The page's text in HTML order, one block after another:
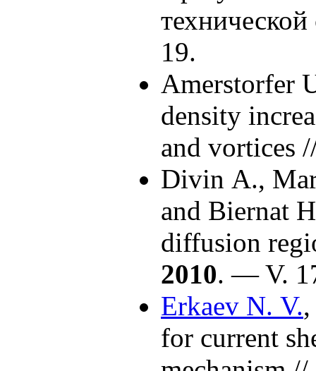
19.
Amerstorfer
density
and vortices
Divin A.,
and Biernat
diffusion
2010. — V.
Erkaev N. V.
for current